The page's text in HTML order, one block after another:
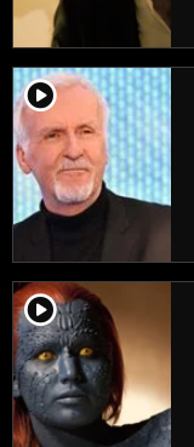
player2
player2